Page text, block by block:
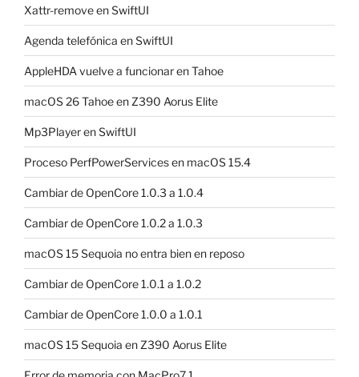
Xattr-remove en SwiftUI
Agenda telefónica en SwiftUI
AppleHDA vuelve a funcionar en Tahoe
macOS 26 Tahoe en Z390 Aorus Elite
Mp3Player en SwiftUI
Proceso PerfPowerServices en macOS 15.4
Cambiar de OpenCore 1.0.3 a 1.0.4
Cambiar de OpenCore 1.0.2 a 1.0.3
macOS 15 Sequoia no entra bien en reposo
Cambiar de OpenCore 1.0.1 a 1.0.2
Cambiar de OpenCore 1.0.0 a 1.0.1
macOS 15 Sequoia en Z390 Aorus Elite